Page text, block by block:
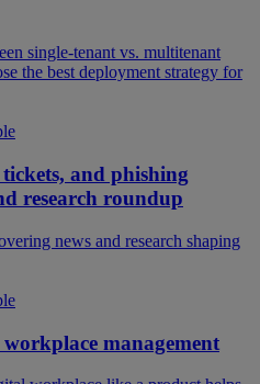
single-tenant vs. multitenant
the best deployment strategy for
and phishing
research roundup
news and research shaping
management